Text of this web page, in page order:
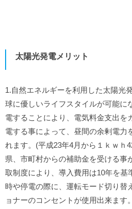
太陽光発電メリット
1.自然エネルギーを利用した太陽光
球に優しいライフスタイルが可能に
電することにより、電気料金支出を
電する事によって、昼間の余剰電力
れます。(平成23年4月から１ｋｗｈ
県、市町村からの補助金を受ける事
取制度により、導入費用は10年を基
時や停電の際に、運転モード切り替
ョナーのコンセントが使用出来ます。